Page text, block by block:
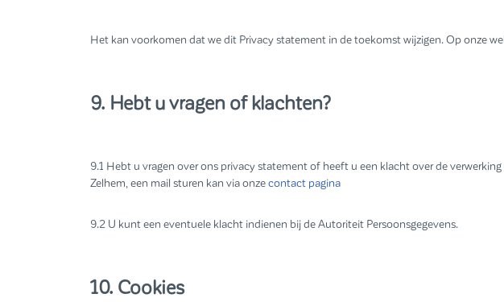
Het kan voorkomen dat we dit Privacy statement in de toekomst wijzigen. Op onze
9. Hebt u vragen of klachten?
9.1 Hebt u vragen over ons privacy statement of heeft u een klacht over de
Zelhem, een mail sturen kan via onzecontact pagina
9.2 U kunt een eventuele klacht indienen bij de Autoriteit Persoonsgegevens.
10. Cookies